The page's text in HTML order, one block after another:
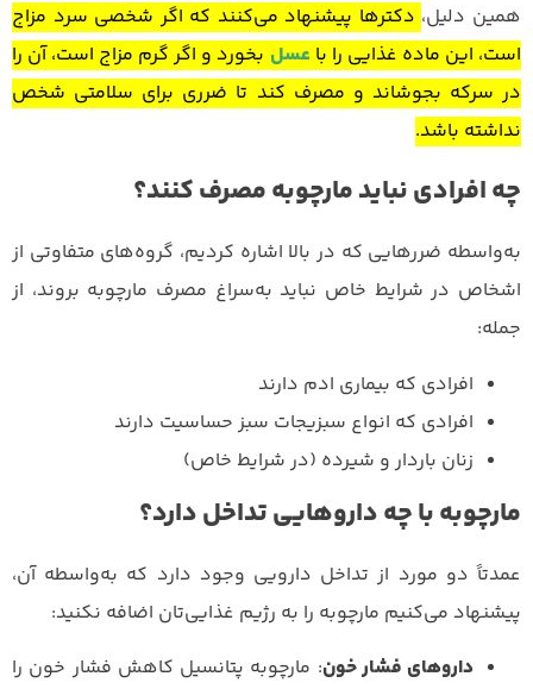
همین دلیل، دکترها پیشنهاد می‌کنند که اگر شخصی سرد مزاج
است، این ماده غذایی را با عسل بخورد و اگر گرم مزاج است، آن را
در سرکه بجوشاند و مصرف کند تا ضرری برای سلامتی شخص
نداشته باشد.
چه افرادی نباید مارچوبه مصرف کنند؟
به‌واسطه ضررهایی که در بالا اشاره کردیم، گروه‌های متفاوتی از
اشخاص در شرایط خاص نباید به‌سراغ مصرف مارچوبه بروند، از
جمله:
افرادی که بیماری ادم دارند
افرادی که انواع سبزیجات سبز حساسیت دارند
زنان باردار و شیرده (در شرایط خاص)
مارچوبه با چه داروهایی تداخل دارد؟
عمدتاً دو مورد از تداخل دارویی وجود دارد که به‌واسطه آن،
پیشنهاد می‌کنیم مارچوبه را به رژیم غذایی‌تان اضافه نکنید:
داروهای فشار خون: مارچوبه پتانسیل کاهش فشار خون را